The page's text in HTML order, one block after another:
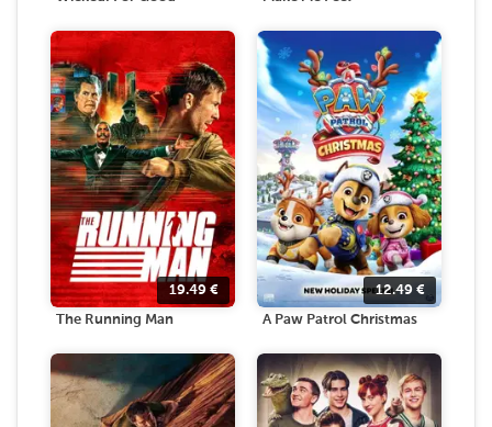
19.49 €
The Running Man
12.49 €
A Paw Patrol Christmas